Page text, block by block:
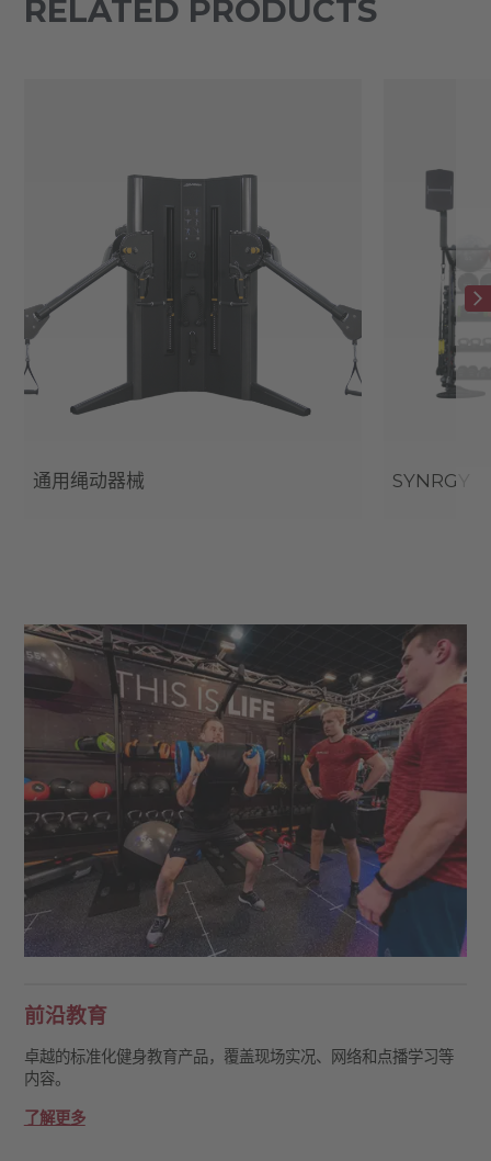
RELATED PRODUCTS
通用绳动器械 SYNRGY
前沿教育
卓越的标准化健身教育产品，覆盖现场实况、网络和点播学习等
内容。
了解更多